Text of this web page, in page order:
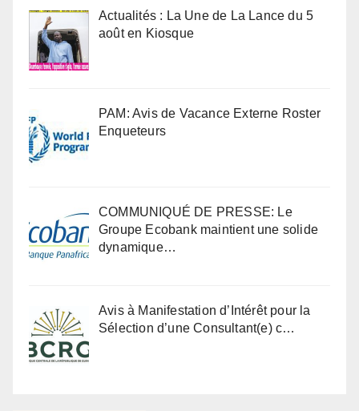
Actualités : La Une de La Lance du 5
août en Kiosque
PAM: Avis de Vacance Externe Roster
Enqueteurs
COMMUNIQUÉ DE PRESSE: Le
Groupe Ecobank maintient une solide
dynamique…
Avis à Manifestation d’Intérêt pour la
Sélection d’une Consultant(e) c…